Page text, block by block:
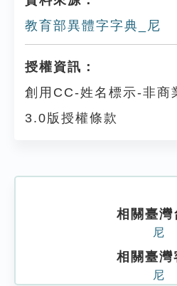
教育部異體字字典_尼
授權資訊：
創用CC-姓名標示-非商
3.0版授權條款
相關臺灣
尼
相關臺灣
尼